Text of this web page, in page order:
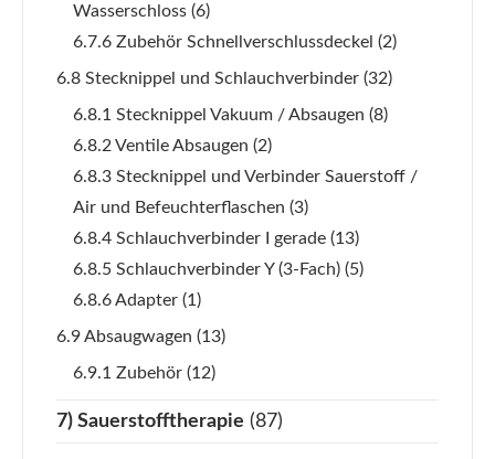
Wasserschloss (6)
6.7.6 Zubehör Schnellverschlussdeckel (2)
6.8 Stecknippel und Schlauchverbinder (32)
6.8.1 Stecknippel Vakuum / Absaugen (8)
6.8.2 Ventile Absaugen (2)
6.8.3 Stecknippel und Verbinder Sauerstoff /
Air und Befeuchterflaschen (3)
6.8.4 Schlauchverbinder I gerade (13)
6.8.5 Schlauchverbinder Y (3-Fach) (5)
6.8.6 Adapter (1)
6.9 Absaugwagen (13)
6.9.1 Zubehör (12)
7) Sauerstofftherapie (87)